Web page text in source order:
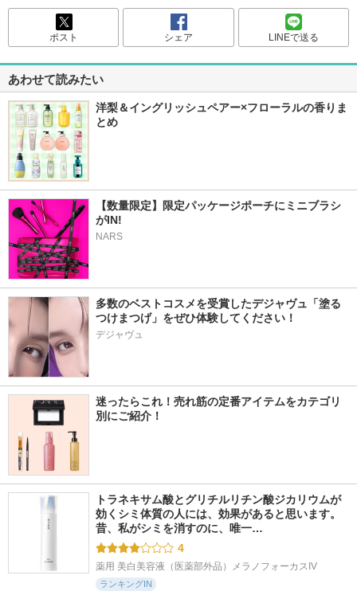
ポスト シェア LINEで送る
あわせて読みたい
洋梨＆イングリッシュペアー×フローラルの香りま
とめ
【数量限定】限定パッケージポーチにミニブラシ
がIN!
NARS
多数のベストコスメを受賞したデジャヴュ「塗る
つけまつげ」をぜひ体験してください！
デジャヴュ
迷ったらこれ！売れ筋の定番アイテムをカテゴリ
別にご紹介！
トラネキサム酸とグリチルリチン酸ジカリウムが
効くシミ体質の人には、効果があると思います。
昔、私がシミを消すのに、唯一…
4
薬用 美白美容液（医薬部外品）メラノフォーカスIV
ランキングIN